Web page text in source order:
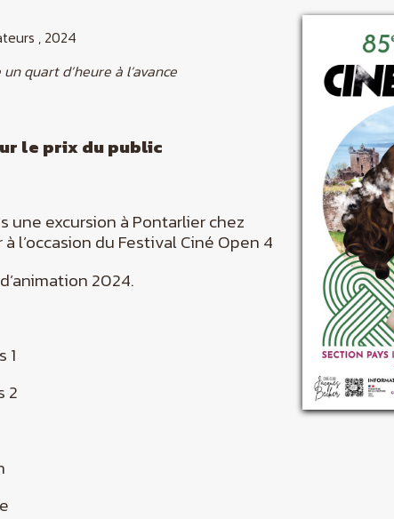
, 2024
quart d’heure à l’avance
le prix du public
une excursion à Pontarlier chez
l’occasion du Festival Ciné Open 4
2024.
1
2